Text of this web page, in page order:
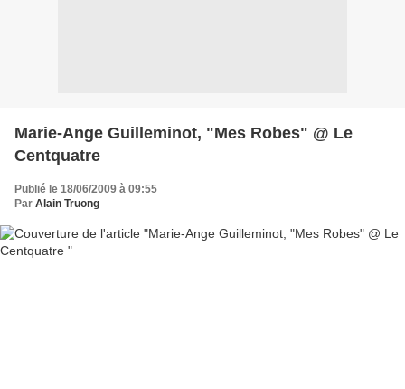
Marie-Ange Guilleminot, "Mes Robes" @ Le
Centquatre
Publié le 18/06/2009 à 09:55
Par Alain Truong